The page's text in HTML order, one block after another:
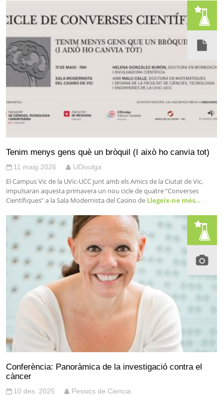
Tenim menys gens què un bròquil (I això ho canvia tot)
11 maig 2026 UDivulga
El Campus Vic de la UVic-UCC junt amb els Amics de la Ciutat de Vic,
impulsaran aquesta primavera un nou cicle de quatre “Converses
Científiques” a la Sala Modernista del Casino de Llegeix-ne més…
Conferència: Panoràmica de la investigació contra el
càncer
10 des. 2025 Pessics de Ciencia